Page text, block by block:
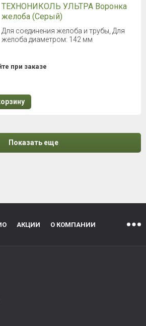
ТЕХНОНИКОЛЬ УЛЬТРА Воронка
желоба (Серый)
Для соединения желоба и трубы, Для
желоба диаметром: 142 мм
при заказе
Показать еще
АКЦИИ О КОМПАНИИ